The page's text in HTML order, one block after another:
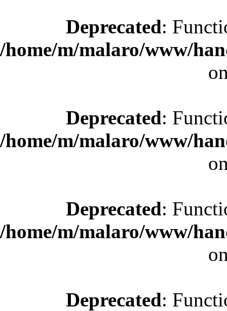
Deprecated:
/home/m/malaro/www/
Deprecated:
/home/m/malaro/www/
Deprecated:
/home/m/malaro/www/
Deprecated: